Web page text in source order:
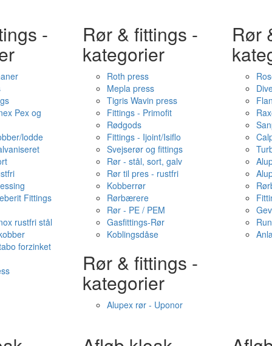
-
Pex og
lodde
Fittings
rustfri stål
forzinket
Rør & fittings -
kategorier
Roth press
Mepla press
Tigris Wavin press
Fittings - Primofit
Rødgods
Fittings - Ijoint/Isiflo
Svejserør og fittings
Rør - stål, sort, galv
Rør til pres - rustfri
Kobberrør
Rørbærere
Rør - PE / PEM
Gasfittings-Rør
Koblingsdåse
Rør
Rør & fittings -
kategorier
Alupex rør - Uponor